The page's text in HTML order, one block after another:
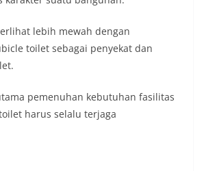
lebih mewah dengan
toilet sebagai penyekat dan
pemenuhan kebutuhan fasilitas
harus selalu terjaga